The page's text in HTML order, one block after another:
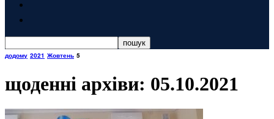
додому 2021 Жовтень 5
щоденні архіви: 05.10.2021